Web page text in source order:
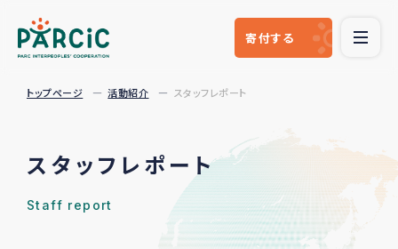
寄付する
トップページ 活動紹介 スタッフレポート
スタッフレポート
Staff report